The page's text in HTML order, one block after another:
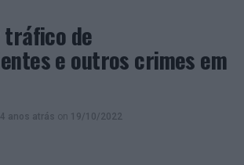
tráfico de
e outros crimes em
4 anos atrás on 19/10/2022